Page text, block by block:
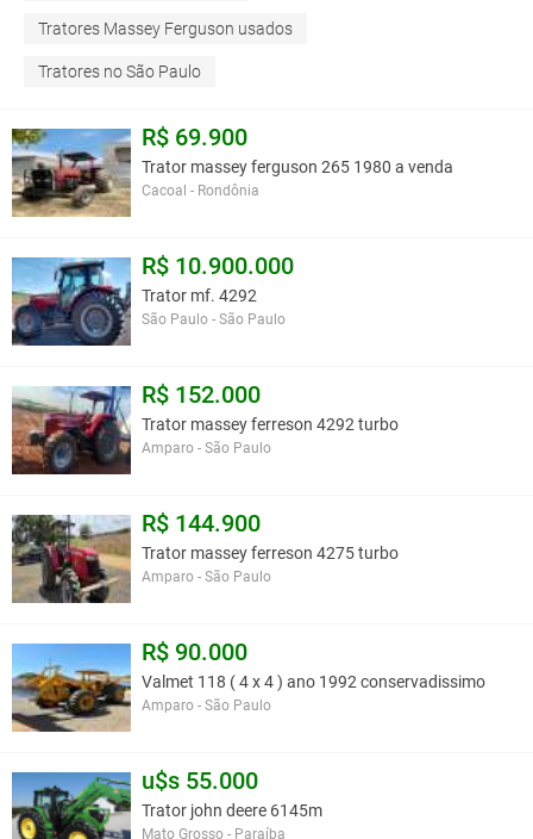
Tratores Massey Ferguson usados
Tratores no São Paulo
R$ 69.900
Trator massey ferguson 265 1980 a venda
Cacoal - Rondônia
R$ 10.900.000
Trator mf. 4292
São Paulo - São Paulo
R$ 152.000
Trator massey ferreson 4292 turbo
Amparo - São Paulo
R$ 144.900
Trator massey ferreson 4275 turbo
Amparo - São Paulo
R$ 90.000
Valmet 118 ( 4 x 4 ) ano 1992 conservadissimo
Amparo - São Paulo
u$s 55.000
Trator john deere 6145m
Mato Grosso - Paraíba